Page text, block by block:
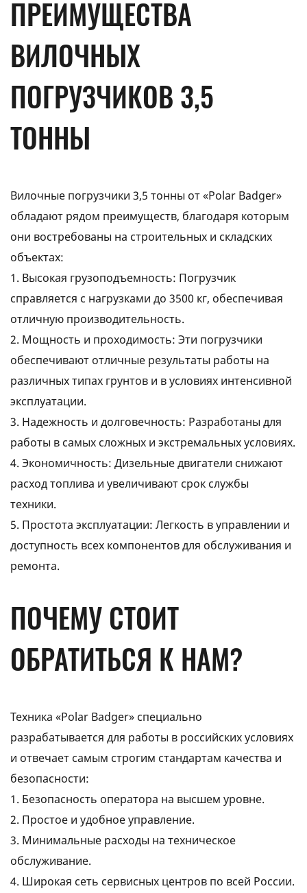
ПРЕИМУЩЕСТВА
ВИЛОЧНЫХ
ПОГРУЗЧИКОВ 3,5
ТОННЫ
Вилочные погрузчики 3,5 тонны от «Polar Badger»
обладают рядом преимуществ, благодаря которым
они востребованы на строительных и складских
объектах:
1. Высокая грузоподъемность: Погрузчик
справляется с нагрузками до 3500 кг, обеспечивая
отличную производительность.
2. Мощность и проходимость: Эти погрузчики
обеспечивают отличные результаты работы на
различных типах грунтов и в условиях интенсивной
эксплуатации.
3. Надежность и долговечность: Разработаны для
работы в самых сложных и экстремальных условиях.
4. Экономичность: Дизельные двигатели снижают
расход топлива и увеличивают срок службы
техники.
5. Простота эксплуатации: Легкость в управлении и
доступность всех компонентов для обслуживания и
ремонта.
ПОЧЕМУ СТОИТ
ОБРАТИТЬСЯ К НАМ?
Техника «Polar Badger» специально
разрабатывается для работы в российских условиях
и отвечает самым строгим стандартам качества и
безопасности:
1. Безопасность оператора на высшем уровне.
2. Простое и удобное управление.
3. Минимальные расходы на техническое
обслуживание.
4. Широкая сеть сервисных центров по всей России.